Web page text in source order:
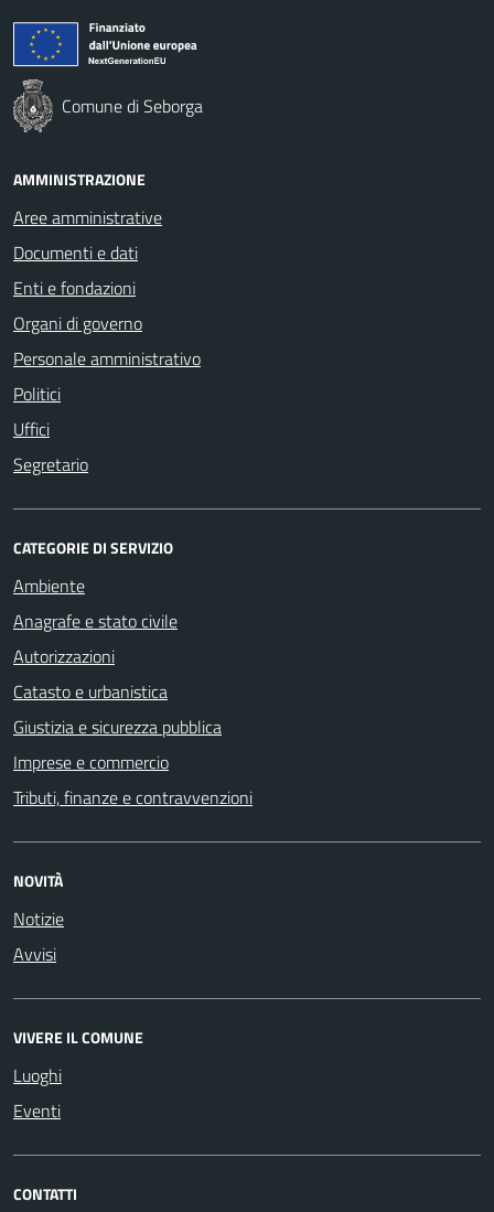
Comune di Seborga
AMMINISTRAZIONE
Aree amministrative
Documenti e dati
Enti e fondazioni
Organi di governo
Personale amministrativo
Politici
Uffici
Segretario
CATEGORIE DI SERVIZIO
Ambiente
Anagrafe e stato civile
Autorizzazioni
Catasto e urbanistica
Giustizia e sicurezza pubblica
Imprese e commercio
Tributi, finanze e contravvenzioni
NOVITÀ
Notizie
Avvisi
VIVERE IL COMUNE
Luoghi
Eventi
CONTATTI